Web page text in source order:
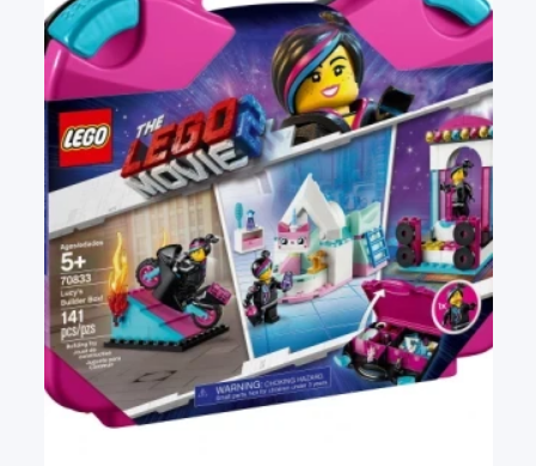
Wyprawka